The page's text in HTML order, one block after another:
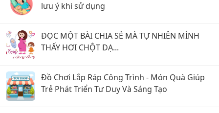
lưu ý khi sử dụng
ĐỌC MỘT BÀI CHIA SẺ MÀ TỰ NHIÊN MÌNH
THẤY HƠI CHỘT DẠ...
Đồ Chơi Lắp Ráp Công Trình - Món Quà Giúp
Trẻ Phát Triển Tư Duy Và Sáng Tạo